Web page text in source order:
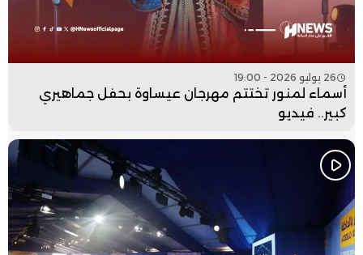
26 يوليو 2026 - 19:00
أسماء لمنور تختتم مهرجان عيساوة بحفل جماهيري
كبير.. فيديو